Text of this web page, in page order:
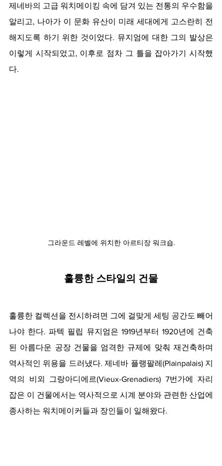
제네바의 고급 워치메이킹 속에 담겨 있는 전통의 우수함을
알리고, 나아가 이 문화 유산이 미래 세대에게 고스란히 전
해지도록 하기 위한 것이었다. 뮤지엄에 대한 그의 발상은
이렇게 시작되었고, 이후로 점차 그 틀을 잡아가기 시작했
다.
그라운드 레벨에 위치한 아르티장 워크숍.
훌륭한 스타일의 건물
훌륭한 컬렉션을 전시하려면 그에 걸맞게 세팅 공간도 빼어
나야 한다. 파텍 필립 뮤지엄은 1919년부터 1920년에 건축
된 아름다운 공장 건물을 엄격한 규제에 맞춰 재건축하며
역사적인 위용을 드러냈다. 제네바 플랭팔레(Plainpalais) 지
역의 비외 그랑아디에르(Vieux-Grenadiers) 7번가에 자리
잡은 이 건물에서는 역사적으로 시계 분야와 관련한 산업에
종사하는 워치메이커들과 장인들이 일해왔다.